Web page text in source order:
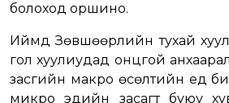
болоход оршино.
Иймд Зөвшөөрлийн тухай
гол хуулиудад онцгой
засгийн макро өсөлтийн үед
микро эдийн засагт буюу